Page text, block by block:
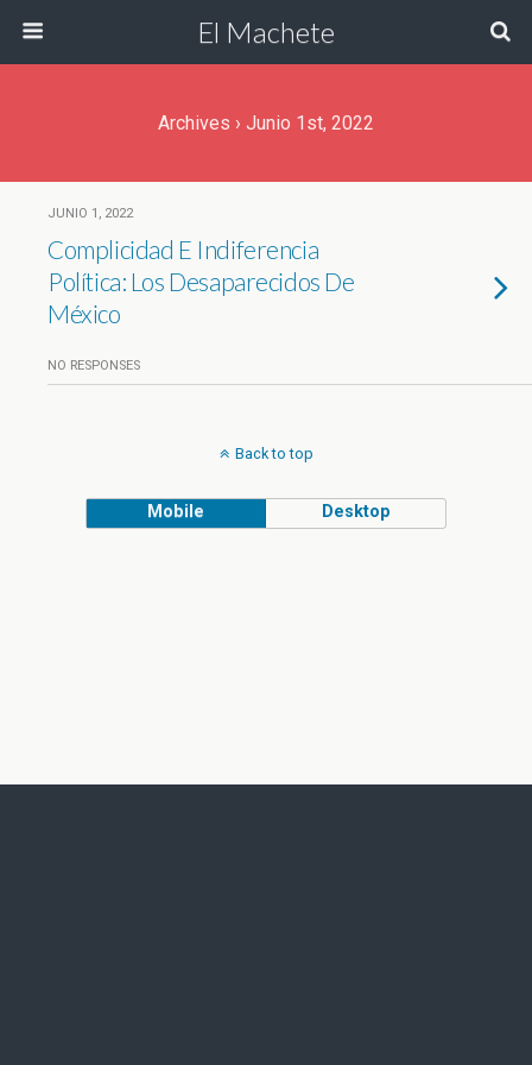
El Machete
Archives › Junio 1st, 2022
JUNIO 1, 2022
Complicidad E Indiferencia
Política: Los Desaparecidos De
México
NO RESPONSES
Back to top
Mobile Desktop